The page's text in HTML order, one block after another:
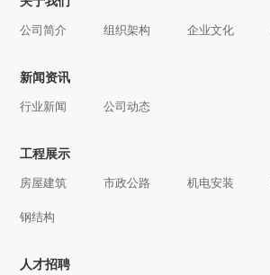
公司简介 组织架构 企业文化
新闻资讯
行业新闻 公司动态
工程展示
房屋建筑 市政公路 机电安装
钢结构
人才招聘